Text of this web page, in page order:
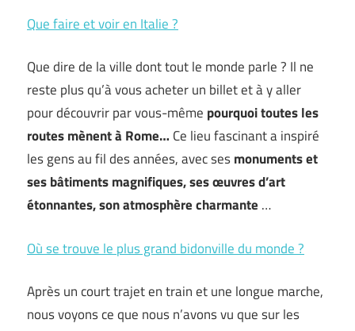
Que faire et voir en Italie ?
Que dire de la ville dont tout le monde parle ? Il ne
reste plus qu’à vous acheter un billet et à y aller
pour découvrir par vous-même pourquoi toutes les
routes mènent à Rome… Ce lieu fascinant a inspiré
les gens au fil des années, avec sesmonuments et
ses bâtiments magnifiques, ses œuvres d’art
étonnantes, son atmosphère charmante …
Où se trouve le plus grand bidonville du monde ?
Après un court trajet en train et une longue marche,
nous voyons ce que nous n’avons vu que sur les